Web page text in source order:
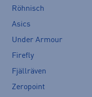
Röhnisch
Asics
Under Armour
Firefly
Fjällräven
Zeropoint